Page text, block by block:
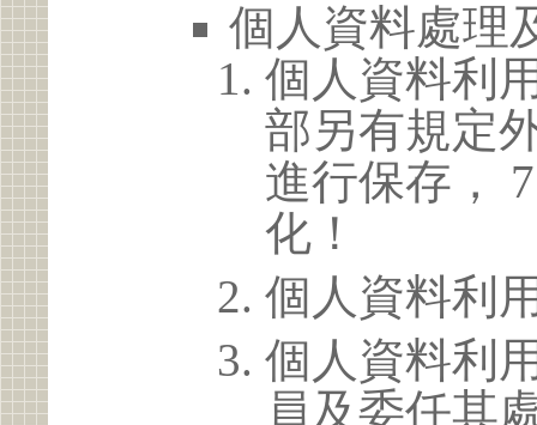
個人資料處理
個人資料利
部另有規定
進行保存，
化！
個人資料利
個人資料利
員及委任其